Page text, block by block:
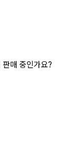
판매 중인가요?